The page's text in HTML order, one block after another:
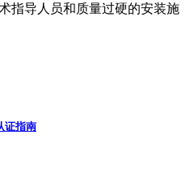
指导人员和质量过硬的安装施
证指南